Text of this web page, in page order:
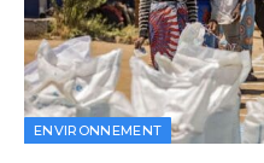
ENVIRONNEMENT